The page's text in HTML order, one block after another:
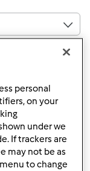
messaggio
personal
on your
under we
If trackers are
may not be as
to change